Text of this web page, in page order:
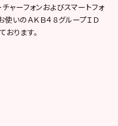
ーフォンおよびスマートフォ
いのＡＫＢ４８グループＩＤ
ります。